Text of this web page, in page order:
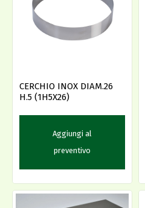
CERCHIO INOX DIAM.26
H.5 (1H5X26)
Aggiungi al
preventivo